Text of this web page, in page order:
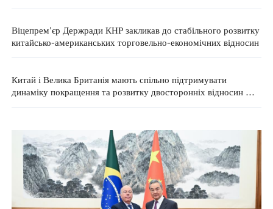
Віцепрем'єр Держради КНР закликав до стабільного розвитку
китайсько-американських торговельно-економічних відносин
Китай і Велика Британія мають спільно підтримувати
динаміку покращення та розвитку двосторонніх відносин —